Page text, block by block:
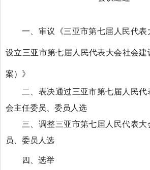
一、审议《三亚市第七届人民代
设立三亚市第七届人民代表大会社会
案）》
二、表决通过三亚市第七届人民
会主任委员、委员人选
三、调整三亚市第七届人民代表
员、委员人选
四、选举